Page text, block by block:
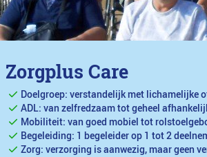
Zorgplus Care
Doelgroep: verstandelijk met lichamelijke
ADL: van zelfredzaam tot geheel
Mobiliteit: van goed mobiel tot
Begeleiding: 1 begeleider op 1 tot 2
Zorg: verzorging is aanwezig, maar geen